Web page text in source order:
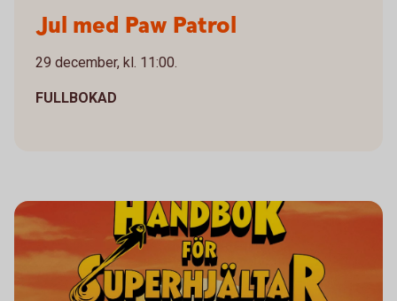
Jul med Paw Patrol
29 december, kl. 11:00.
FULLBOKAD